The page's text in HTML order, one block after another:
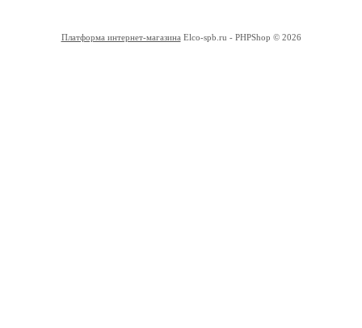
Платформа интернет-магазина Elco-spb.ru - PHPShop © 2026